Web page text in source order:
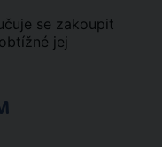
se zakoupit
jej